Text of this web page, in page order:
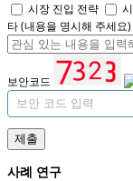
시장 진입 전략
타 (내용을 명시해 주세요)
보안코드
제출
사례 연구